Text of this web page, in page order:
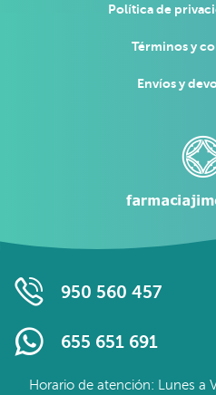
Política de
Términos y
Envíos y
950 560 457
655 651 691
Horario de atención: Lunes a